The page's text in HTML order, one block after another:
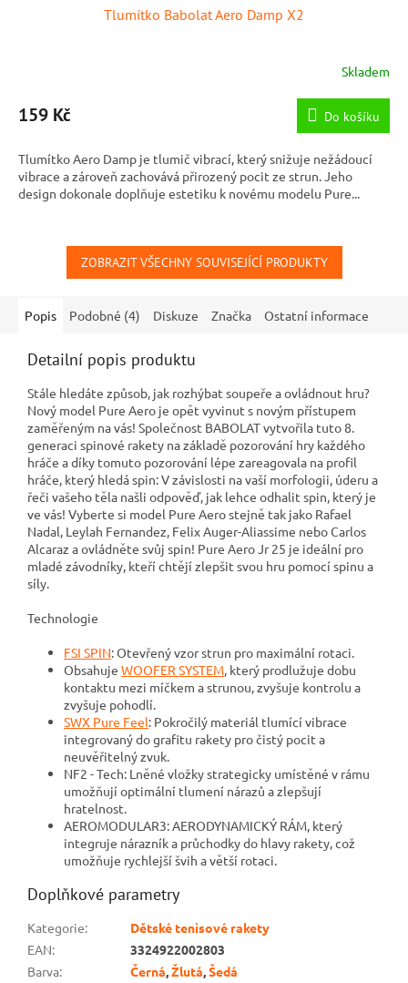
Tlumítko Babolat Aero Damp X2
produktu
je
z
5
hvězdiček.
Skladem
159 Kč Do košíku
Tlumítko Aero Damp je tlumič vibrací, který snižuje nežádoucí
vibrace a zároveň zachovává přirozený pocit ze strun. Jeho
design dokonale doplňuje estetiku k novému modelu Pure...
ZOBRAZIT VŠECHNY SOUVISEJÍCÍ PRODUKTY
Popis Podobné (4) Diskuze Značka Ostatní informace
Detailní popis produktu
Stále hledáte způsob, jak rozhýbat soupeře a ovládnout hru?
Nový model Pure Aero je opět vyvinut s novým přístupem
zaměřeným na vás! Společnost BABOLAT vytvořila tuto 8.
generaci spinové rakety na základě pozorování hry každého
hráče a díky tomuto pozorování lépe zareagovala na profil
hráče, který hledá spin: V závislosti na vaší morfologii, úderu a
řeči vašeho těla našli odpověď, jak lehce odhalit spin, který je
ve vás! Vyberte si model Pure Aero stejně tak jako Rafael
Nadal, Leylah Fernandez, Felix Auger-Aliassime nebo Carlos
Alcaraz a ovládněte svůj spin! Pure Aero Jr 25 je ideální pro
mladé závodníky, kteří chtějí zlepšit svou hru pomocí spinu a
síly.
Technologie
FSI SPIN: Otevřený vzor strun pro maximální rotaci.
Obsahuje WOOFER SYSTEM, který prodlužuje dobu
kontaktu mezi míčkem a strunou, zvyšuje kontrolu a
zvyšuje pohodlí.
SWX Pure Feel: Pokročilý materiál tlumící vibrace
integrovaný do grafitu rakety pro čistý pocit a
neuvěřitelný zvuk.
NF2 - Tech: Lněné vložky strategicky umístěné v rámu
umožňují optimální tlumení nárazů a zlepšují
hratelnost.
AEROMODULAR3: AERODYNAMICKÝ RÁM, který
integruje nárazník a průchodky do hlavy rakety, což
umožňuje rychlejší švih a větší rotaci.
Doplňkové parametry
Kategorie:
Dětské tenisové rakety
EAN:
3324922002803
Barva: Černá,Žlutá,Šedá